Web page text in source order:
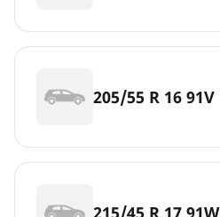
205/55 R 16 91V
215/45 R 17 91W